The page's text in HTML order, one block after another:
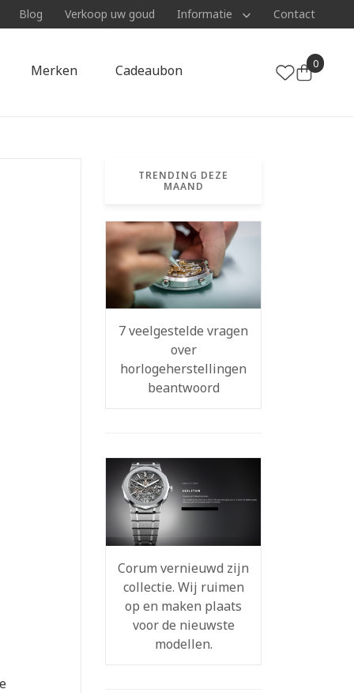
Blog Verkoop uw goud Informatie Contact
Merken Cadeaubon 0
TRENDING DEZE
MAAND
7 veelgestelde vragen
over
horlogeherstellingen
beantwoord
Corum vernieuwd zijn
collectie. Wij ruimen
op en maken plaats
voor de nieuwste
modellen.